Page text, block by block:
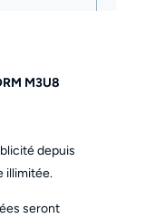
M3U8
depuis
illimitée.
seront